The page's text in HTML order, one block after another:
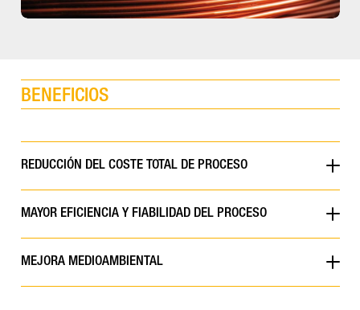
BENEFICIOS
REDUCCIÓN DEL COSTE TOTAL DE PROCESO
MAYOR EFICIENCIA Y FIABILIDAD DEL PROCESO
MEJORA MEDIOAMBIENTAL